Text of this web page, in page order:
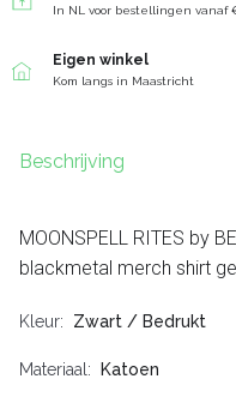
In NL voor bestellingen vanaf
Eigen winkel
Kom langs in Maastricht
Beschrijving
MOONSPELL RITES by
blackmetal merch shirt
Kleur Zwart / Bedrukt
Materiaal Katoen